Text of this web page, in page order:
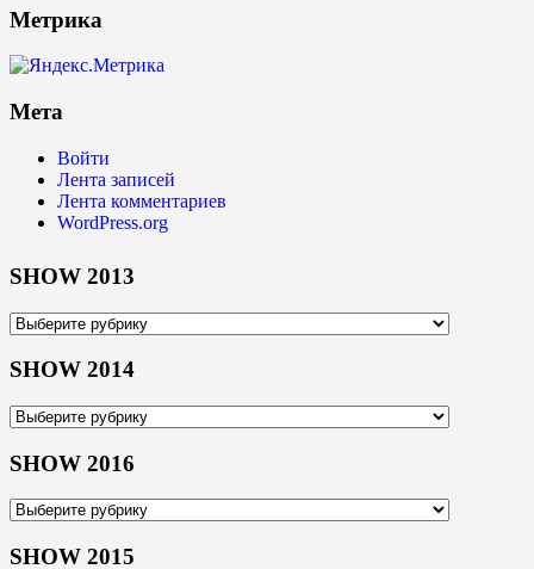
Метрика
Мета
Войти
Лента записей
Лента комментариев
WordPress.org
SHOW 2013
SHOW
SHOW 2014
SHOW
SHOW 2016
SHOW
SHOW 2015